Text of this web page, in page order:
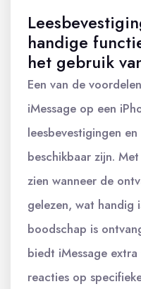
handige
het gebruik
Een van de
iMessage op een
leesbevestigingen
beschikbaar zijn.
zien wanneer de
gelezen, wat handig
boodschap is
biedt iMessage
reacties op